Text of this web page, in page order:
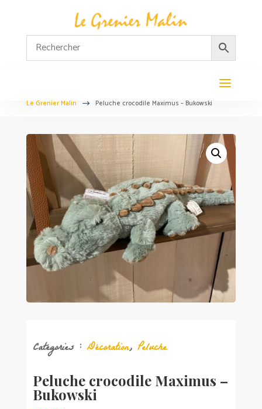
Le Grenier Malin $ Peluche crocodile Maximus – Bukowski
Catégories : Décoration, Peluche
Peluche crocodile Maximus –
Bukowski